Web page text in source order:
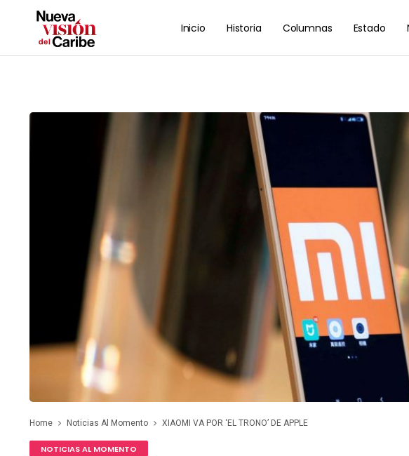
Inicio Historia Columnas Estado
Home Noticias Al Momento XIAOMI VA POR ‘EL TRONO’ DE APPLE
NOTICIAS AL MOMENTO